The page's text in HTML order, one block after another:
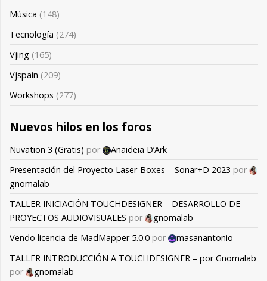
Música (148)
Tecnología (274)
Vjing (165)
Vjspain (209)
Workshops (277)
Nuevos hilos en los foros
Nuvation 3 (Gratis) por
Anaideia D’Ark
Presentación del Proyecto Laser-Boxes – Sonar+D 2023 por
gnomalab
TALLER INICIACIÓN TOUCHDESIGNER – DESARROLLO DE
PROYECTOS AUDIOVISUALES por
gnomalab
Vendo licencia de MadMapper 5.0.0 por
masanantonio
TALLER INTRODUCCIÓN A TOUCHDESIGNER – por Gnomalab
por
gnomalab